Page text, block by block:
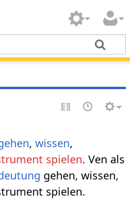
,wissen,
spielen. Ven als
gehen, wissen,
spielen.